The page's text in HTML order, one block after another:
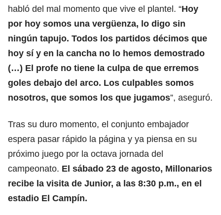
habló del mal momento que vive el plantel. “Hoy
por hoy somos una vergüenza, lo digo sin
ningún tapujo. Todos los partidos décimos que
hoy sí y en la cancha no lo hemos demostrado
(…) El profe no tiene la culpa de que erremos
goles debajo del arco. Los culpables somos
nosotros, que somos los que jugamos”, aseguró.
Tras su duro momento, el conjunto embajador
espera pasar rápido la página y ya piensa en su
próximo juego por la octava jornada del
campeonato. El sábado 23 de agosto, Millonarios
recibe la visita de Junior, a las 8:30 p.m., en el
estadio El Campín.